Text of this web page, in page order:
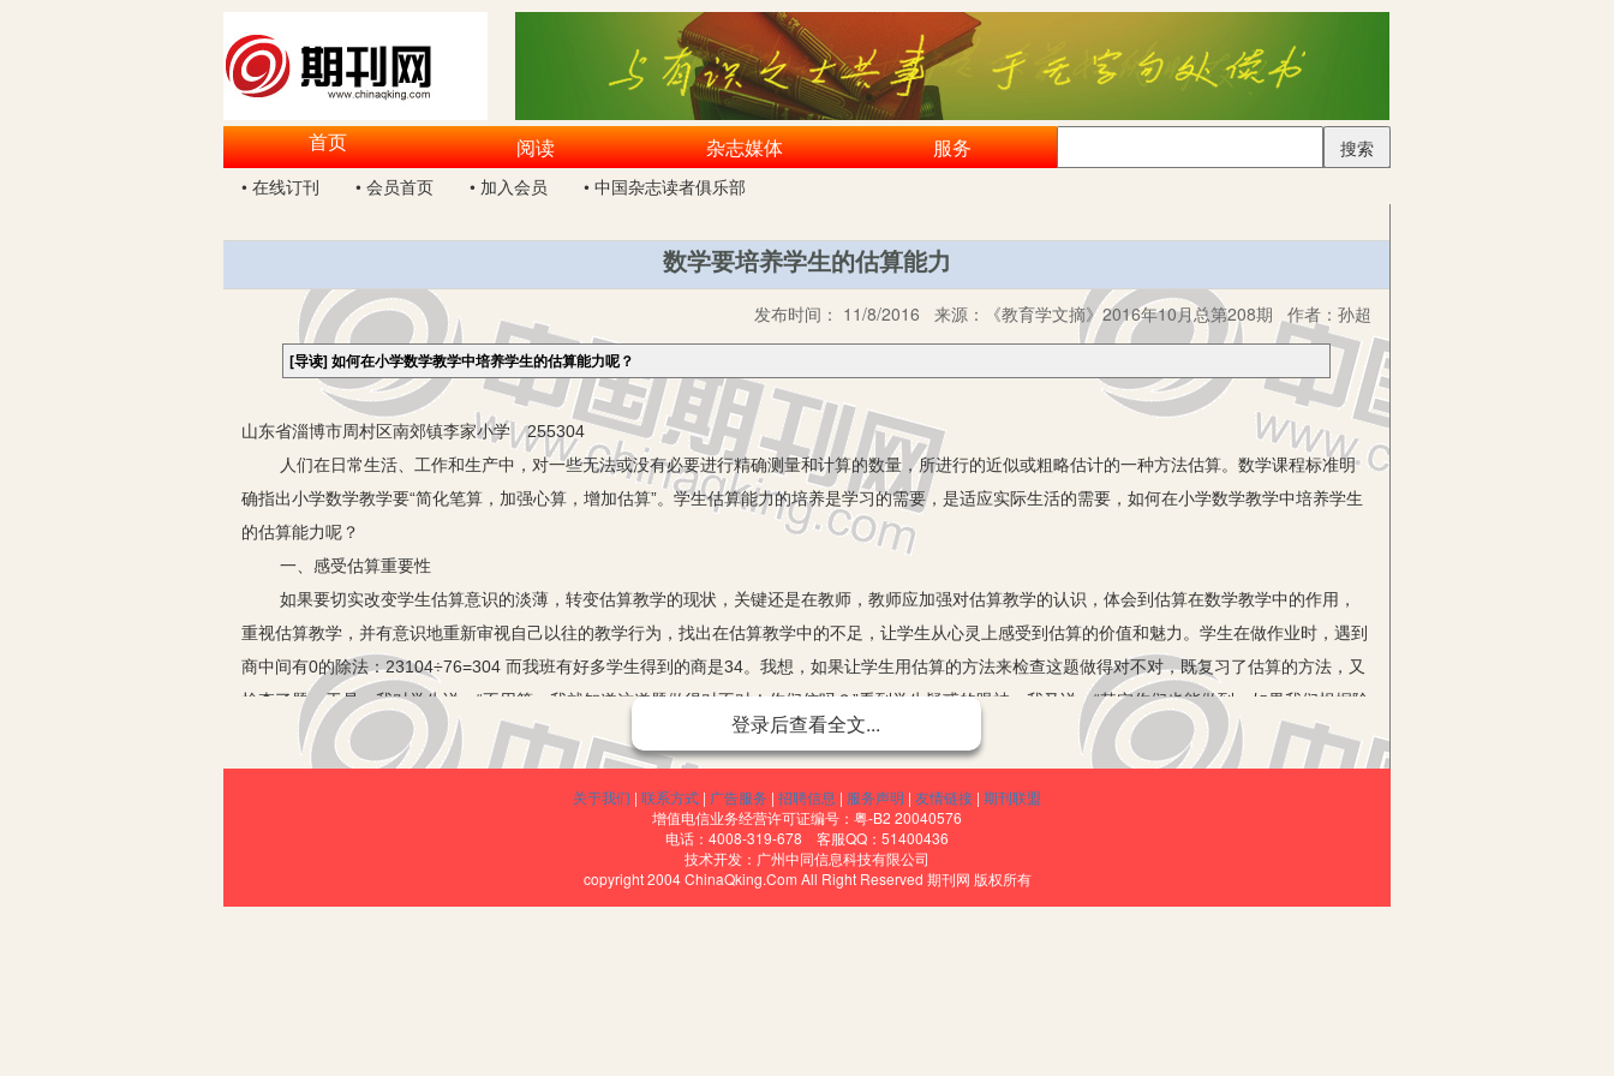
首页 阅读 杂志媒体 服务
搜索
• 在线订刊
• 会员首页 • 加入会员 • 中国杂志读者俱乐部
数学要培养学生的估算能力
发布时间： 11/8/2016 来源： 《教育学文摘》2016年10月总第208期 作者： 孙超
[导读]如何在小学数学教学中培养学生的估算能力呢？
山东省淄博市周村区南郊镇李家小学 255304
人们在日常生活、工作和生产中，对一些无法或没有必要进行精确测量和计算的数量，所进行的近似或粗略估计的一种方法估算。数学课程标准明
确指出小学数学教学要“简化笔算，加强心算，增加估算”。学生估算能力的培养是学习的需要，是适应实际生活的需要，如何在小学数学教学中培养学生
的估算能力呢？
一、感受估算重要性
如果要切实改变学生估算意识的淡薄，转变估算教学的现状，关键还是在教师，教师应加强对估算教学的认识，体会到估算在数学教学中的作用，
重视估算教学，并有意识地重新审视自己以往的教学行为，找出在估算教学中的不足，让学生从心灵上感受到估算的价值和魅力。学生在做作业时，遇到
商中间有0的除法：23104÷76=304 而我班有好多学生得到的商是34。我想，如果让学生用估算的方法来检查这题做得对不对，既复习了估算的方法，又
检查了题，于是，我对学生说：“不用算，我就知道这道题做得对不对！你们信吗？”看到学生疑惑的眼神，我又说：“其实你们也能做到。如果我们根据除
法各部分间的关系来验算，有点麻烦。老师教你们一个简单的方法。我们已经学过了估算。34可以看作30，76可以看作80，30乘80得2400，距离23104
差太远了。这样一下子就确定了错误，及时更正，学生露出惊讶的表情。 通过这样的事情让学生认识到，估算并不是可有可无的，估算可以帮我们确定
得数的范围，在计算中有着非常重要的作用。
对小学生而言，在现实生活中最常估算的是物体的长度、数量、面积、体积、质量等的估测，通过学生的估测活动，可以培养学生的数感，使学生
登录后查看全文...
关于我们 | 联系方式 | 广告服务 | 招聘信息 | 服务声明 | 友情链接 | 期刊联盟
增值电信业务经营许可证编号：粤-B2 20040576
电话：4008-319-678 客服QQ：51400436
技术开发：广州中同信息科技有限公司
copyright 2004 ChinaQking.Com All Right Reserved 期刊网 版权所有